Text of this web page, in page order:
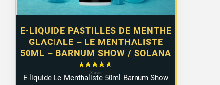
E-LIQUIDE PASTILLES DE MENTHE
GLACIALE – LE MENTHALISTE
50ML – BARNUM SHOW / SOLANA
E-liquide Le Menthaliste 50ml Barnum Show